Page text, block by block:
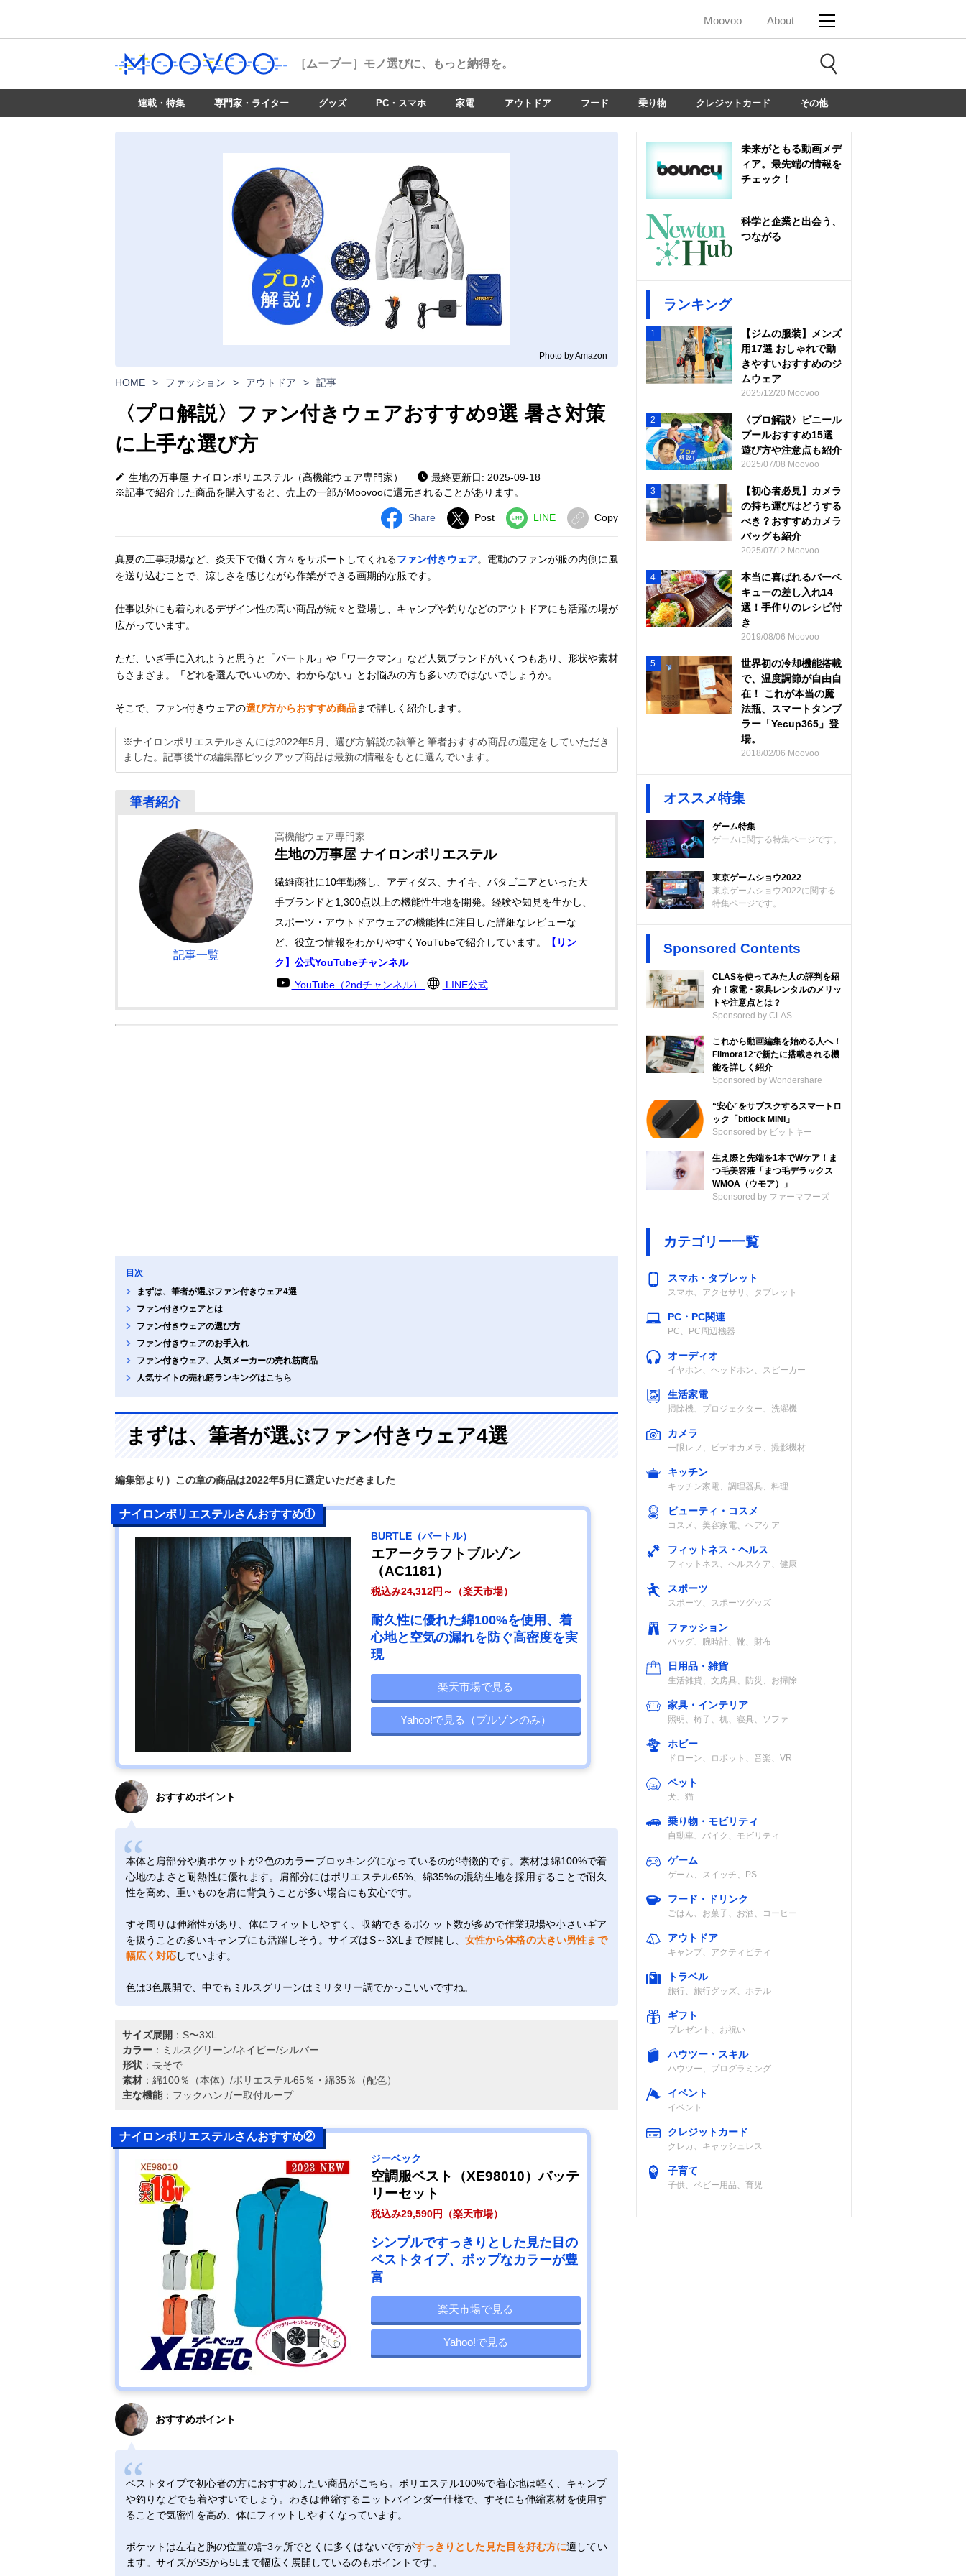
Moovoo About
［ムーブー］ モノ選びに、もっと納得を。
連載・特集 専門家・ライター グッズ PC・スマホ 家電 アウトドア フード 乗り物 クレジットカード その他
Photo by Amazon
HOME > ファッション > アウトドア > 記事
〈プロ解説〉ファン付きウェアおすすめ9選 暑さ対策
に上手な選び方
生地の万事屋 ナイロンポリエステル（高機能ウェア専門家）
最終更新日: 2025-09-18
※記事で紹介した商品を購入すると、売上の一部がMoovooに還元されることがあります。
Share Post LINE Copy
真夏の工事現場など、炎天下で働く方々をサポートしてくれるファン付きウェア。電動のファンが服の内側に風
を送り込むことで、涼しさを感じながら作業ができる画期的な服です。
仕事以外にも着られるデザイン性の高い商品が続々と登場し、キャンプや釣りなどのアウトドアにも活躍の場が
広がっています。
ただ、いざ手に入れようと思うと「バートル」や「ワークマン」など人気ブランドがいくつもあり、形状や素材
もさまざま。
「どれを選んでいいのか、わからない」 とお悩みの方も多いのではないでしょうか。
そこで、ファン付きウェアの選び方からおすすめ商品まで詳しく紹介します。
※ナイロンポリエステルさんには2022年5月、選び方解説の執筆と筆者おすすめ商品の選定をしていただき
ました。記事後半の編集部ピックアップ商品は最新の情報をもとに選んでいます。
記事一覧
高機能ウェア専門家
生地の万事屋 ナイロンポリエステル
繊維商社に10年勤務し、アディダス、ナイキ、パタゴニアといった大
手ブランドと1,300点以上の機能性生地を開発。経験や知見を生かし、
スポーツ・アウトドアウェアの機能性に注目した詳細なレビューな
ど、役立つ情報をわかりやすくYouTubeで紹介しています。
【リン
ク】公式YouTubeチャンネル
YouTube（2ndチャンネル）
LINE公式
目次
まずは、筆者が選ぶファン付きウェア4選
ファン付きウェアとは
ファン付きウェアの選び方
ファン付きウェアのお手入れ
ファン付きウェア、人気メーカーの売れ筋商品
人気サイトの売れ筋ランキングはこちら
まずは、筆者が選ぶファン付きウェア4選
編集部より）この章の商品は2022年5月に選定いただきました
ナイロンポリエステルさんおすすめ①
BURTLE（バートル）
エアークラフトブルゾン
（AC1181）
税込み24,312円～（楽天市場）
耐久性に優れた綿100%を使用、着
心地と空気の漏れを防ぐ高密度を実
現
楽天市場で見る
Yahoo!で見る（ブルゾンのみ）
おすすめポイント
本体と肩部分や胸ポケットが2色のカラーブロッキングになっているのが特徴的です。素材は綿100%で着
心地のよさと耐熱性に優れます。肩部分にはポリエステル65%、綿35%の混紡生地を採用することで耐久
性を高め、重いものを肩に背負うことが多い場合にも安心です。
すそ周りは伸縮性があり、体にフィットしやすく、収納できるポケット数が多めで作業現場や小さいギア
を扱うことの多いキャンプにも活躍しそう。サイズはS～3XLまで展開し、 女性から体格の大きい男性まで
幅広く対応しています。
色は3色展開で、中でもミルスグリーンはミリタリー調でかっこいいですね。
サイズ展開 ：S〜3XL
カラー：ミルスグリーン/ネイビー/シルバー
形状：長そで
素材：綿100％（本体）/ポリエステル65％・綿35％（配色）
主な機能：フックハンガー取付ループ
ナイロンポリエステルさんおすすめ②
ジーベック
空調服ベスト（XE98010）バッテ
リーセット
税込み29,590円（楽天市場）
シンプルですっきりとした見た目の
ベストタイプ、ポップなカラーが豊
富
楽天市場で見る
Yahoo!で見る
おすすめポイント
ベストタイプで初心者の方におすすめしたい商品がこちら。ポリエステル100%で着心地は軽く、キャンプ
や釣りなどでも着やすいでしょう。わきは伸縮するニットバインダー仕様で、すそにも伸縮素材を使用す
ることで気密性を高め、体にフィットしやすくなっています。
ポケットは左右と胸の位置の計3ヶ所でとくに多くはないですがすっきりとした見た目を好む方に適してい
ます。サイズがSSから5Lまで幅広く展開しているのもポイントです。
未来がともる動画メデ
ィア。最先端の情報を
チェック！
科学と企業と出会う、
つながる
ランキング
1
【ジムの服装】メンズ
用17選 おしゃれで動
きやすいおすすめのジ
ムウェア
2025/12/20 Moovoo
2
〈プロ解説〉ビニール
プールおすすめ15選
遊び方や注意点も紹介
2025/07/08 Moovoo
3
【初心者必見】カメラ
の持ち運びはどうする
べき？おすすめカメラ
バッグも紹介
2025/07/12 Moovoo
4
本当に喜ばれるバーベ
キューの差し入れ14
選！手作りのレシピ付
き
2019/08/06 Moovoo
5
世界初の冷却機能搭載
で、温度調節が自由自
在！ これが本当の魔
法瓶、スマートタンブ
ラー「Yecup365」登
場。
2018/02/06 Moovoo
オススメ特集
ゲーム特集
ゲームに関する特集ページです。
東京ゲームショウ2022
東京ゲームショウ2022に関する
特集ページです。
Sponsored Contents
CLASを使ってみた人の評判を紹
介！家電・家具レンタルのメリッ
トや注意点とは？
Sponsored by CLAS
これから動画編集を始める人へ！
Filmora12で新たに搭載される機
能を詳しく紹介
Sponsored by Wondershare
“安心”をサブスクするスマートロ
ック「bitlock MINI」
Sponsored by ビットキー
生え際と先端を1本でWケア！ま
つ毛美容液「まつ毛デラックス
WMOA（ウモア）」
Sponsored by ファーマフーズ
カテゴリー一覧
スマホ・タブレット
スマホ、アクセサリ、タブレット
PC・PC関連
PC、PC周辺機器
オーディオ
イヤホン、ヘッドホン、スピーカー
生活家電
掃除機、プロジェクター、洗濯機
カメラ
一眼レフ、ビデオカメラ、撮影機材
キッチン
キッチン家電、調理器具、料理
ビューティ・コスメ
コスメ、美容家電、ヘアケア
フィットネス・ヘルス
フィットネス、ヘルスケア、健康
スポーツ
スポーツ、スポーツグッズ
ファッション
バッグ、腕時計、靴、財布
日用品・雑貨
生活雑貨、文房具、防災、お掃除
家具・インテリア
照明、椅子、机、寝具、ソファ
ホビー
ドローン、ロボット、音楽、VR
ペット
犬、猫
乗り物・モビリティ
自動車、バイク、モビリティ
ゲーム
ゲーム、スイッチ、PS
フード・ドリンク
ごはん、お菓子、お酒、コーヒー
アウトドア
キャンプ、アクティビティ
トラベル
旅行、旅行グッズ、ホテル
ギフト
プレゼント、お祝い
ハウツー・スキル
ハウツー、プログラミング
イベント
イベント
クレジットカード
クレカ、キャッシュレス
子育て
子供、ベビー用品、育児